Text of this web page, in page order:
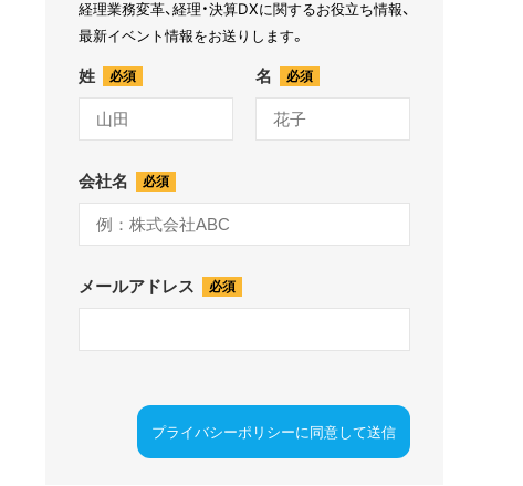
経理業務変革、経理・決算DXに関するお役立ち情報、
最新イベント情報をお送りします。
姓 名
会社名
メールアドレス
プライバシーポリシーに同意して送信